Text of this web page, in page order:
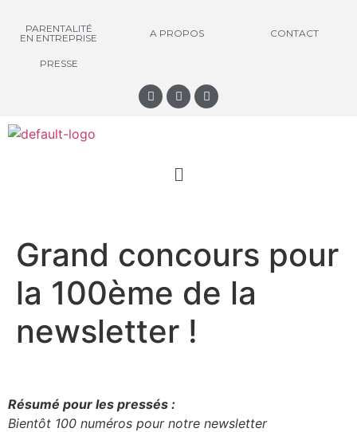
PARENTALITÉ
EN ENTREPRISE
A PROPOS CONTACT
PRESSE
Grand concours pour
la 100ème de la
newsletter !
Résumé pour les pressés :
Bientôt 100 numéros pour notre newsletter